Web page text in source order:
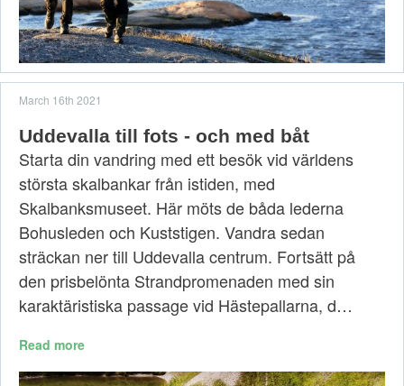
March 16th 2021
Uddevalla till fots - och med båt
Starta din vandring med ett besök vid världens
största skalbankar från istiden, med
Skalbanksmuseet. Här möts de båda lederna
Bohusleden och Kuststigen. Vandra sedan
sträckan ner till Uddevalla centrum. Fortsätt på
den prisbelönta Strandpromenaden med sin
karaktäristiska passage vid Hästepallarna, d…
Read more